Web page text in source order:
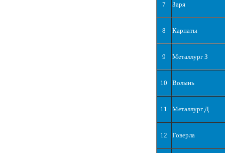
7 Заря
8 Карпаты
9 Металлург З
10 Волынь
11 Металлург Д
12 Говерла